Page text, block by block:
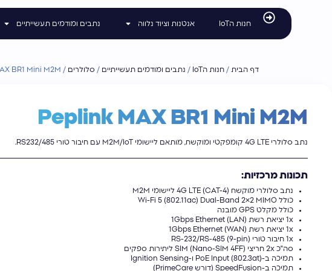
חנות הIoT אנטנות וציוד נלווה נתבים ומודמים תעשייתיים
דף הבית / חנות הIoT / נתבים ומודמים תעשייתיים / סלולרים /
BR1 Mini M2M
Peplink MAX BR1 Mini M2M
נתב סלולרי 4G LTE קומפקטי ומוקשח, מותאם ליישומי M2M/IoT עם חיבור טורי RS232/485.
תכונות מרכזיות:
נתב סלולרי מוקשח 4G LTE (CAT-4) ליישומי M2M
כולל Wi-Fi 5 (802.11ac) Dual-Band 2×2 MIMO
כולל מקלט GPS מובנה
1x יציאת רשת 1Gbps Ethernet (LAN)
1x יציאת רשת 1Gbps Ethernet (WAN)
1x חיבור טורי RS-232/RS-485 (9-pin)
סה"כ 2x חריצי SIM (Nano-SIM 4FF) ליתירות ספקים
תמיכה ב-PoE Input (802.3at) ו-Ignition Sensing
תמיכה ב-SpeedFusion (דורש PrimeCare)